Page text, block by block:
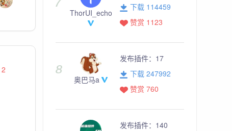
2
ThorUI_echo
下载 114459
赞赏 1123
奥巴马a
发布插件： 17
下载 247992
赞赏 760
发布插件： 140